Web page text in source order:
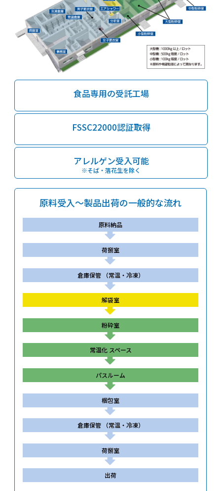
ソーシャルメディア利用規約
サイトマップ
食品専用の受託工場
FSSC22000認証取得
アレルゲン受入可能
※そば・落花生を除く
原料受入～製品出荷の一般的な流れ
原料納品
荷捌室
倉庫保管（常温・冷凍）
解袋室
粉砕室
常温化スペース
パスルーム
梱包室
倉庫保管（常温・冷凍）
荷捌室
出荷